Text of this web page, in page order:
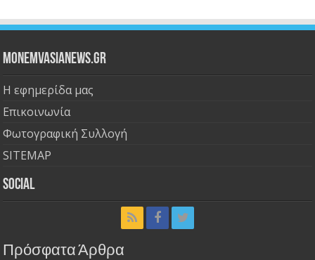
Monemvasianews.gr
Η εφημερίδα μας
Επικοινωνία
Φωτογραφική Συλλογή
SITEMAP
Social
Πρόσφατα Άρθρα